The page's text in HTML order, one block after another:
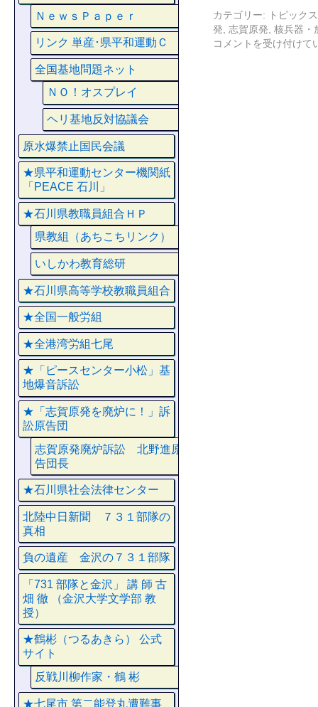
カテゴリー:
トピックス
発 志賀原発 核兵器・
コメントを受け付けて
ＮｅｗｓＰａｐｅｒ
リンク 単産･県平和運動Ｃ
全国基地問題ネット
ＮＯ！オスプレイ
ヘリ基地反対協議会
原水爆禁止国民会議
★県平和運動センター機関紙
「PEACE 石川」
★石川県教職員組合ＨＰ
県教組（あちこちリンク）
いしかわ教育総研
★石川県高等学校教職員組合
★全国一般労組
★全港湾労組七尾
★「ピースセンター小松」基
地爆音訴訟
★「志賀原発を廃炉に！」訴
訟原告団
志賀原発廃炉訴訟 北野進原
告団長
★石川県社会法律センター
北陸中日新聞 ７３１部隊の
真相
負の遺産 金沢の７３１部隊
「731 部隊と金沢」 講 師 古
畑 徹 （金沢大学文学部 教
授）
★鶴彬（つるあきら） 公式
サイト
反戦川柳作家・鶴 彬
★七尾市 第二能登丸遭難事